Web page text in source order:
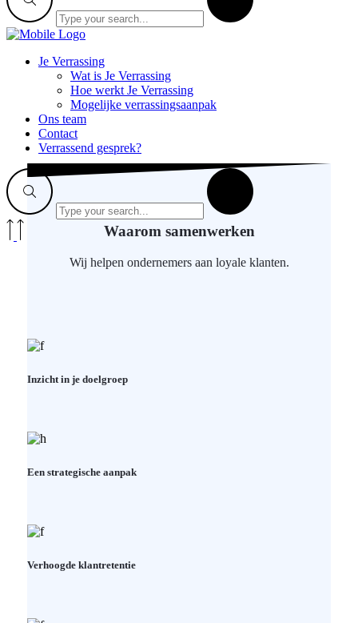
Je Verrassing
Wat is Je Verrassing
Hoe werkt Je Verrassing
Mogelijke verrassingsaanpak
Ons team
Contact
Verrassend gesprek?
Waarom samenwerken
Wij helpen ondernemers aan loyale klanten.
Inzicht in je doelgroep
Een strategische aanpak
Verhoogde klantretentie